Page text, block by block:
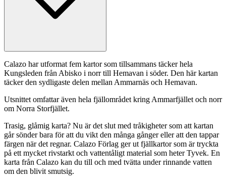
Calazo har utformat fem kartor som tillsammans täcker hela
Kungsleden från Abisko i norr till Hemavan i söder. Den här kartan
täcker den sydligaste delen mellan Ammarnäs och Hemavan.
Utsnittet omfattar även hela fjällområdet kring Ammarfjället och norr
om Norra Storfjället.
Trasig, glåmig karta? Nu är det slut med tråkigheter som att kartan
går sönder bara för att du vikt den många gånger eller att den tappar
färgen när det regnar. Calazo Förlag ger ut fjällkartor som är tryckta
på ett mycket rivstarkt och vattentåligt material som heter Tyvek. En
karta från Calazo kan du till och med tvätta under rinnande vatten
om den blivit smutsig.